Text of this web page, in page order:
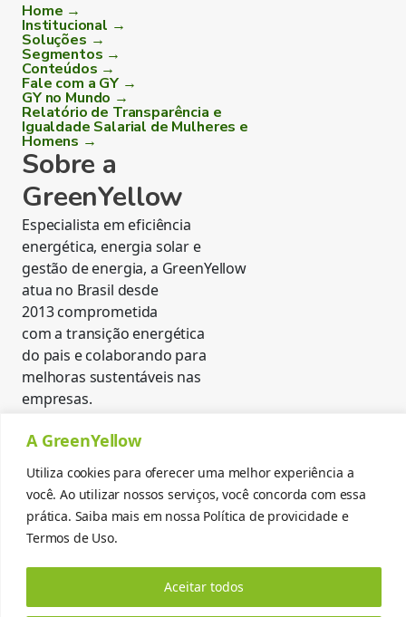
A GreenYellow
Utiliza cookies para oferecer uma melhor experiência a
você. Ao utilizar nossos serviços, você concorda com essa
prática. Saiba mais em nossa Política de provicidadee
Termos de Uso.
Aceitar todos
Home →
Institucional →
Soluções →
Segmentos →
Conteúdos →
Fale com a GY →
GY no Mundo →
Relatório de Transparência e
Igualdade Salarial de Mulheres e
Homens →
Sobre a
GreenYellow
Especialista em eficiência
energética, energia solar e
gestão de energia, a GreenYellow
atua no Brasil desde
2013 comprometida
com a transição energética
do pais e colaborando para
melhoras sustentáveis nas
empresas.
Contato
Alameda dos Arapanés, 1441 -
Indianópolis, São Paulo - SP,
Cep: 04524-003
Políticas de Privacidade →
Investidores →